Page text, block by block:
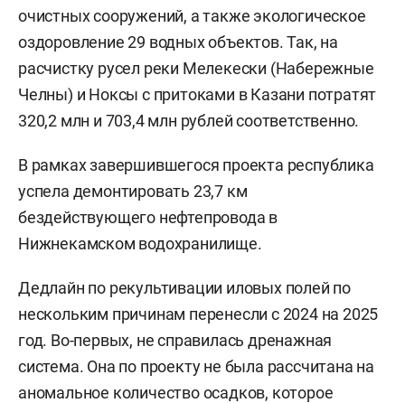
очистных сооружений, а также экологическое
оздоровление 29 водных объектов. Так, на
расчистку русел реки Мелекески (Набережные
Челны) и Ноксы с притоками в Казани потратят
320,2 млн и 703,4 млн рублей соответственно.
В рамках завершившегося проекта республика
успела демонтировать 23,7 км
бездействующего нефтепровода в
Нижнекамском водохранилище.
Дедлайн по рекультивации иловых полей по
нескольким причинам перенесли с 2024 на 2025
год. Во-первых, не справилась дренажная
система. Она по проекту не была рассчитана на
аномальное количество осадков, которое